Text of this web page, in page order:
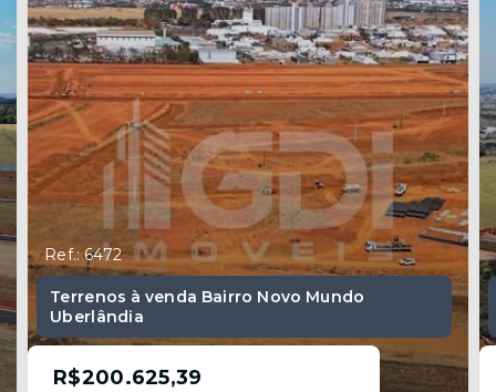
Ref.: 6472
Terrenos à venda Bairro Novo Mundo
Uberlândia
R$200.625,39